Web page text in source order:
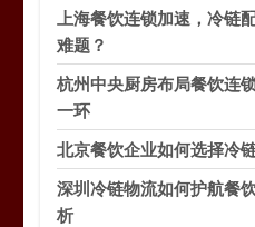
上海餐饮连锁加速，冷链
难题？
杭州中央厨房布局餐饮连
一环
北京餐饮企业如何选择冷
深圳冷链物流如何护航餐
析